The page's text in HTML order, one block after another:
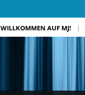
WILLKOMMEN AUF MJ!